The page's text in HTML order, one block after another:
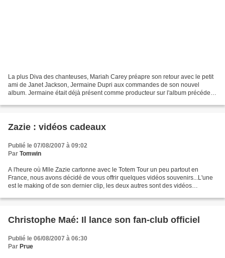
La plus Diva des chanteuses, Mariah Carey préapre son retour avec le petit
ami de Janet Jackson, Jermaine Dupri aux commandes de son nouvel
album. Jermaine était déjà présent comme producteur sur l'album précédent
Zazie : vidéos cadeaux
Publié le 07/08/2007 à 09:02
Par Tomwin
A l'heure où Mlle Zazie cartonne avec le Totem Tour un peu partout en
France, nous avons décidé de vous offrir quelques vidéos souvenirs...L'une
est le making of de son dernier clip, les deux autres sont des vidéos
Christophe Maé: Il lance son fan-club officiel
Publié le 06/08/2007 à 06:30
Par Prue